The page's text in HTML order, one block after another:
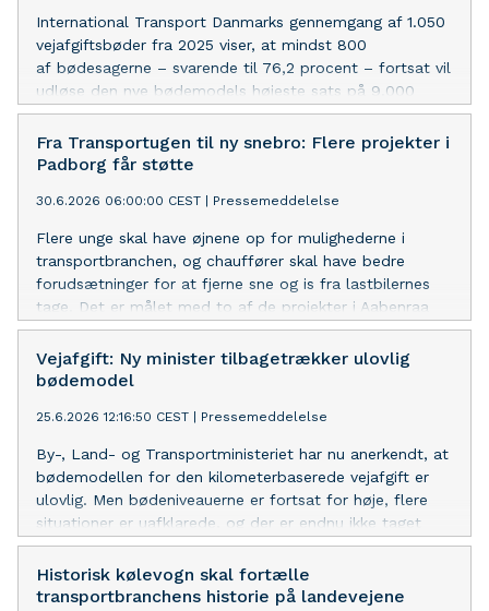
International Transport Danmarks gennemgang af 1.050
vejafgiftsbøder fra 2025 viser, at mindst 800
af bødesagerne – svarende til 76,2 procent – fortsat vil
udløse den nye bødemodels højeste sats på 9.000
kroner.
Fra Transportugen til ny snebro: Flere projekter i
Padborg får støtte
30.6.2026 06:00:00 CEST Pressemeddelelse
Flere unge skal have øjnene op for mulighederne i
transportbranchen, og chauffører skal have bedre
forudsætninger for at fjerne sne og is fra lastbilernes
tage. Det er målet med to af de projekter i Aabenraa
Kommune, som nu modtager støtte fra FDE Fonden.
Vejafgift: Ny minister tilbagetrækker ulovlig
bødemodel
25.6.2026 12:16:50 CEST Pressemeddelelse
By-, Land- og Transportministeriet har nu anerkendt, at
bødemodellen for den kilometerbaserede vejafgift er
ulovlig. Men bødeniveauerne er fortsat for høje, flere
situationer er uafklarede, og der er endnu ikke taget
hånd om de ulovligt udstedte bøder, påpeger
direktøren for International Transport Danmark.
Historisk kølevogn skal fortælle
transportbranchens historie på landevejene